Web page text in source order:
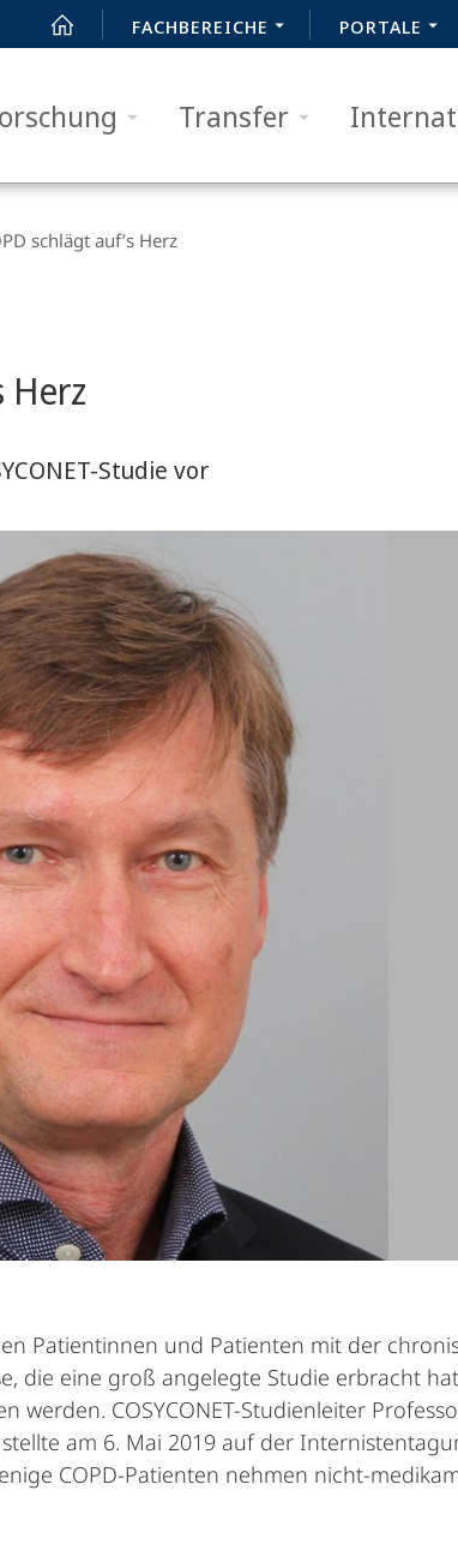
FACHBEREICHE PORTALE
Transfer
schlägt auf’s Herz
Herz
Studie vor
Patientinnen und Patienten mit der
die eine groß angelegte Studie erbracht
werden. COSYCONET-Studienleiter
am 6. Mai 2019 auf der
COPD-Patienten nehmen nicht-